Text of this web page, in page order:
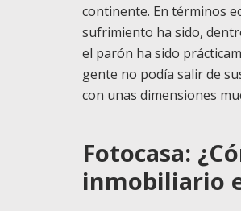
continente. En términos
sufrimiento ha sido,
el parón ha sido
gente no podía salir de
con unas dimensiones
Fotocasa:
inmobiliario